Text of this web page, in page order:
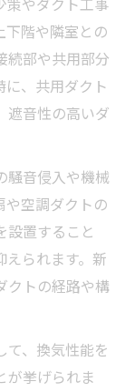
下階や隣室との
続部や共用部分
に、共用ダクト
遮音性の高いダ
騒音侵入や機械
や空調ダクトの
設置すること
られます。新
クトの経路や構
て、換気性能を
が挙げられま